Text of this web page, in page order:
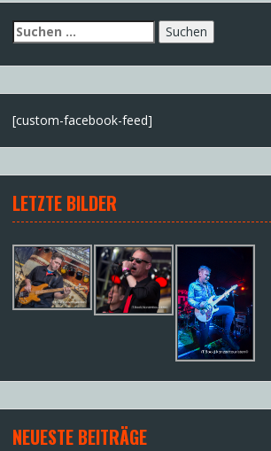
Suchen
nach:
[custom-facebook-feed]
LETZTE BILDER
NEUESTE BEITRÄGE